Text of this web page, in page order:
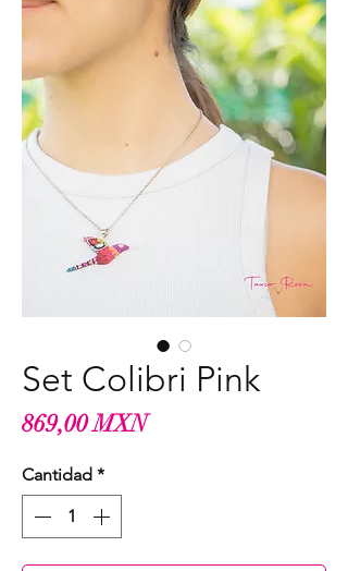
Set Colibri Pink
869,00 MXNPrecio
Cantidad *